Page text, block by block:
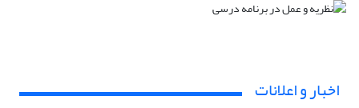
اخبار و اعلانات